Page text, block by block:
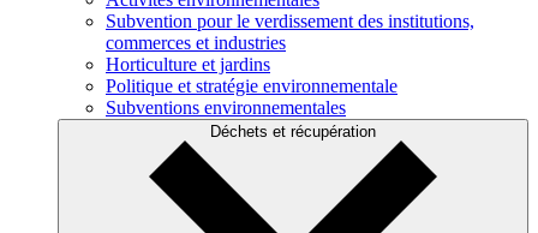
Subvention pour le verdissement des institutions,
commerces et industries
Horticulture et jardins
Politique et stratégie environnementale
Subventions environnementales
Déchets et récupération